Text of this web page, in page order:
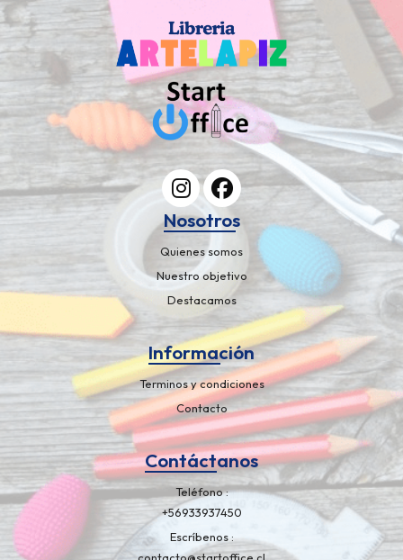
Nosotros
Quienes somos
Nuestro objetivo
Destacamos
Información
Terminos y condiciones
Contacto
Contáctanos
Teléfono
+56933937450
Escríbenos